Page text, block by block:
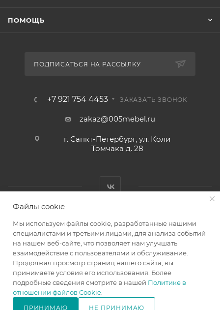
ПОМОЩЬ
ПОДПИСАТЬСЯ НА РАССЫЛКУ
+7 921 754 4453 ЗАКАЗАТЬ ЗВОНОК
zakaz@005mebel.ru
г. Санкт-Петербург, ул. Коли
Томчака д. 28
Интернет магазин мебели в Санкт-Петербурге © 2000-2026
г.
Файлы cookie
Мы используем файлы cookie, разработанные нашими
специалистами и третьими лицами, для анализа событий
на нашем веб-сайте, что позволяет нам улучшать
взаимодействие с пользователями и обслуживание.
Продолжая просмотр страниц нашего сайта, вы
принимаете условия его использования. Более
подробные сведения смотрите в нашей Политике в
отношении файлов Cookie
ПРИНИМАЮ НЕ ПРИНИМАЮ